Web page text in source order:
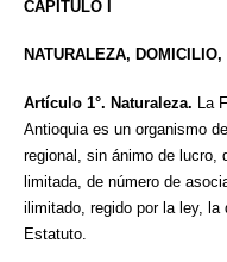
CAPÍTULO I
NATURALEZA,
Artículo 1°. Naturaleza. La
Antioquia es un organismo
regional, sin ánimo de lucro,
limitada, de número de
ilimitado, regido por la ley,
Estatuto.